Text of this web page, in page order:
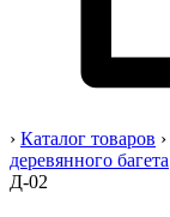
› Каталог товаров ›
деревянного багета
Д-02